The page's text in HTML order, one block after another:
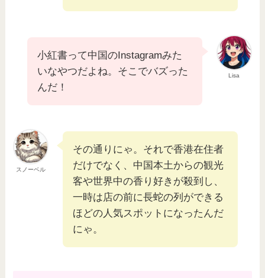
Lisa
小紅書って中国のInstagramみた
いなやつだよね。そこでバズった
んだ！
スノーベル
その通りにゃ。それで香港在住者
だけでなく、中国本土からの観光
客や世界中の香り好きが殺到し、
一時は店の前に長蛇の列ができる
ほどの人気スポットになったんだ
にゃ。